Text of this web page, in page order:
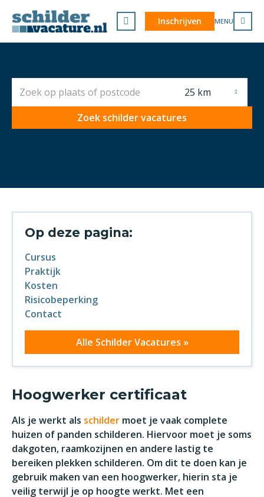
Inschrijven MENU
25 km
Zoek schilder vacatures
Hoogwerker certificaat
Als je werkt als schilder moet je vaak complete
huizen of panden schilderen. Hiervoor moet je soms
dakgoten, raamkozijnen en andere lastig te
bereiken plekken schilderen. Om dit te doen kan je
gebruik maken van een hoogwerker, hierin sta je
veilig terwijl je op hoogte werkt. Met een
Op deze pagina:
Cursus
Praktijk
Kosten
Risicobeperking
Contact
Alle Schilder Vacatures »